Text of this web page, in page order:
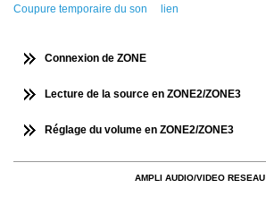
Coupure temporaire du son
lien
Connexion de ZONE
Lecture de la source en ZONE2/ZONE3
Réglage du volume en ZONE2/ZONE3
AMPLI AUDIO/VIDEO RESEAU